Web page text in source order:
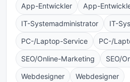
App-Entwickler App-
IT-Systemadministrator IT-
PC-/Laptop-Service PC-/
SEO/Online-Marketing SEO/
Webdesigner Webdesigner